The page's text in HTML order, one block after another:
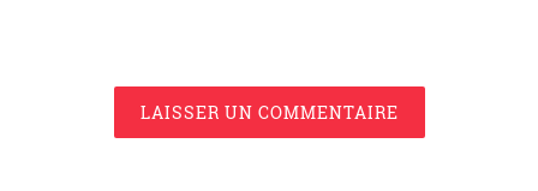
LAISSER UN COMMENTAIRE